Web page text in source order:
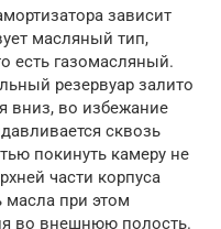
зависит
масляный тип,
есть газомасляный.
резервуар залито
вниз, во избежание
сквозь
покинуть камеру не
части корпуса
масла при этом
во внешнюю полость.